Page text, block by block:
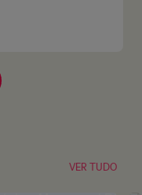
VER TUDO